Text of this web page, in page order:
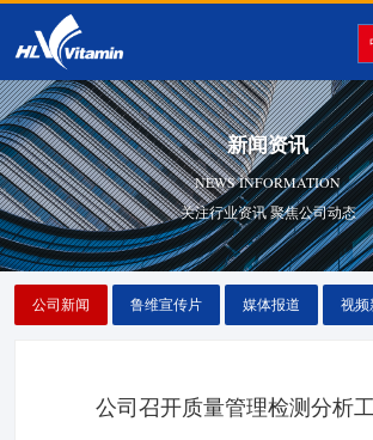
新闻资讯
NEWS INFORMATION
关注行业资讯 聚焦公司动态
公司新闻 鲁维宣传片 媒体报道 视频
公司召开质量管理检测分析